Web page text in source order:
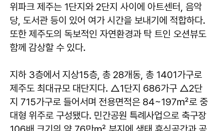
위파크 제주는 1단지와 2단지 사이에 아트센터, 음악
당, 도서관 등이 있어 여가 시간을 보내기에 적합하다.
또한 제주도의 독보적인 자연환경과 탁 트인 오션뷰도
함께 감상할 수 있다.
지하 3층에서 지상15층, 총 28개동, 총 1401가구로
제주도 최대규모 대단지다. △1단지 686가구 △2단
지 715가구로 들어서며 전용면적은 84~197㎡로 중
대형 위주로 구성됐다. 민간공원 특례사업으로 축구장